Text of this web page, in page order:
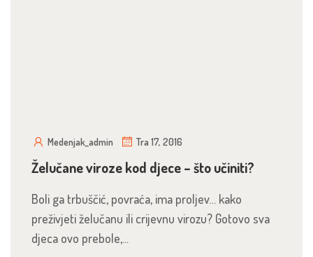
Medenjak_admin Tra 17, 2016
Želučane viroze kod djece – što učiniti?
Boli ga trbuščić, povraća, ima proljev… kako
preživjeti želučanu ili crijevnu virozu? Gotovo sva
djeca ovo prebole,...